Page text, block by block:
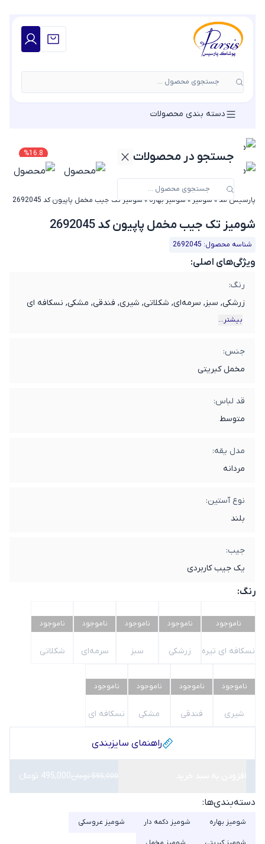
جستجوی محصول ...
جستجو در محصولات
دسته بندی محصولات
16.8
%
پارسیس مد»شومیز»شومیز بهاره»شومیز تک جیب مخمل پاپیون کد 2692045
شومیز تک جیب مخمل پاپیون کد 2692045
شناسه محصول: 2692045
ویژگی‌های اصلی:
رنگ:
زرشکی, سبز, سرمه‌ای, شکلاتی, شیری, فندقی, مشکی, نسکافه ای
بیشتر...
جنس:
مخمل کبریتی
قد لباس:
متوسط
مدل یقه:
مردانه
نوع آستین:
بلند
جیب:
یک جیب کاربردی
رنگ:
ناموجود
نسکافه ای تیره
ناموجود
زرشکی
ناموجود
سبز
ناموجود
سرمه‌ای
ناموجود
شکلاتی
ناموجود
شیری
ناموجود
فندقی
ناموجود
مشکی
ناموجود
نسکافه ای
راهنمای سایز‌بندی
595,000 تومان 495,000 تومانء
دسته‌بندی‌ها:
شومیز بهاره شومیز دکمه دار شومیز عروسکی